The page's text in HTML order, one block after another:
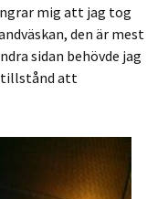
mig att jag tog
den är mest
sidan behövde jag
tillstånd att